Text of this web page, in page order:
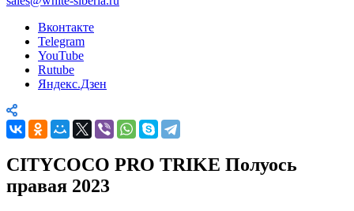
Вконтакте
Telegram
YouTube
Rutube
Яндекс.Дзен
CITYCOCO PRO TRIKE Полуось
правая 2023